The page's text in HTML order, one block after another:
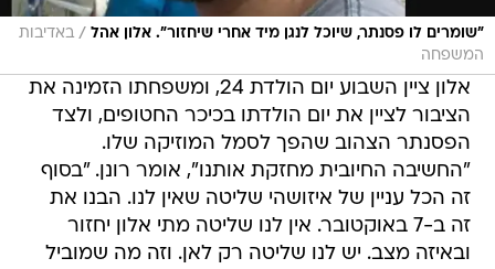
"שומרים לו פסנתר, שיוכל לנגן מיד אחרי שיחזור". אלון אהל / באדיבות
המשפחה
אלון ציין השבוע יום הולדת 24, ומשפחתו הזמינה את
הציבור לציין את יום הולדתו בכיכר החטופים, ולצד
הפסנתר הצהוב שהפך לסמל המוזיקה שלו.
"החשיבה החיובית מחזקת אותנו", אומר רונן. "בסוף
זה הכל עניין של איזושהי שליטה שאין לנו. הבנו את
זה ב-7 באוקטובר. אין לנו שליטה מתי אלון יחזור
ובאיזה מצב. יש לנו שליטה רק לאן. וזה מה שמוביל